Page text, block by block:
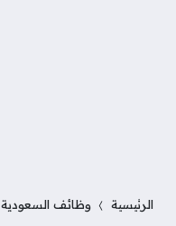
الرئيسية وظائف السعودية